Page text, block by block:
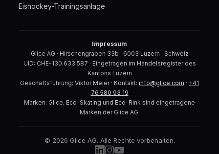
Eishockey-Trainingsanlage
Impressum
Glice AG · Hirschengraben 33b · 6003 Luzern · Schweiz
UID: CHE-130.633.587 · Eingetragen im Handelsregister des
Kantons Luzern
Geschäftsführung: Viktor Meier · Kontakt: info@glice.com · +41
76 580 93 19
Marken: Glice, Eco-Skating und Eco-Rink sind eingetragene
Marken der Glice AG.
© 2026 Glice AG. Alle Rechte vorbehalten.